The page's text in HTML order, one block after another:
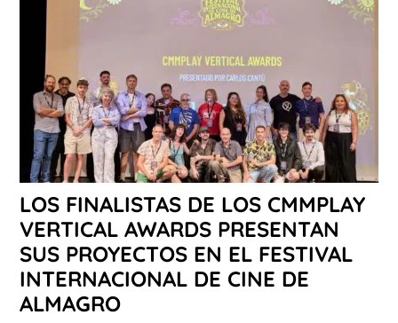
LOS FINALISTAS DE LOS CMMPLAY
VERTICAL AWARDS PRESENTAN
SUS PROYECTOS EN EL FESTIVAL
INTERNACIONAL DE CINE DE
ALMAGRO